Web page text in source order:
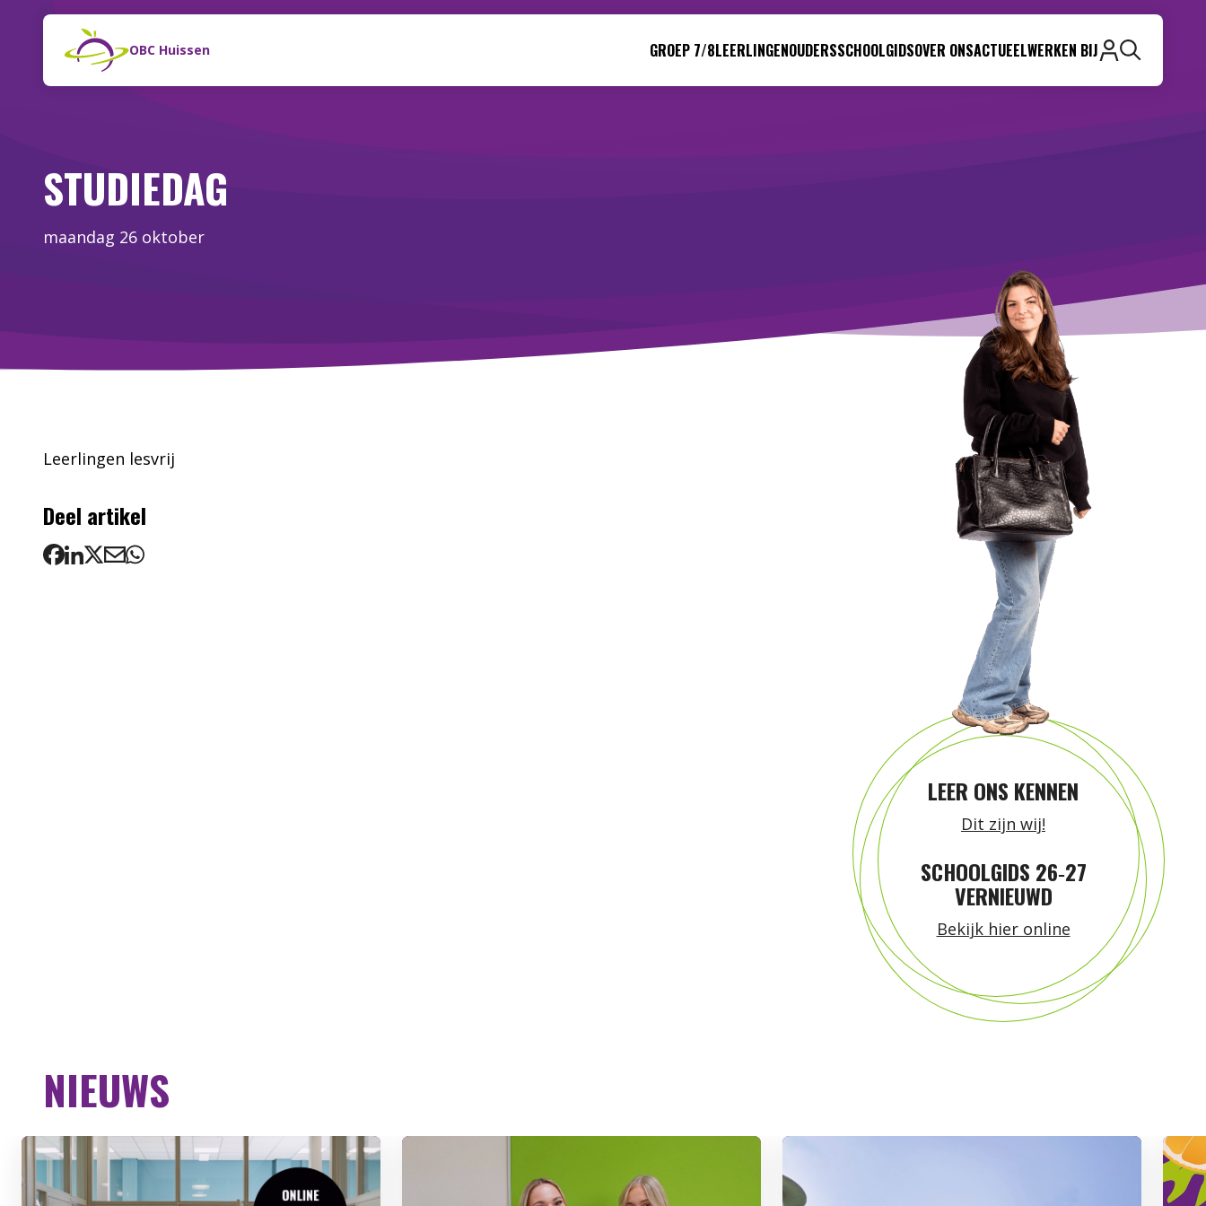
Naar de inhoud
OBC Huissen GROEP 7/8LEERLINGENOUDERSSCHOOLGIDSOVER ONSACTUEELWERKEN BIJ
Zoeken
STUDIEDAG
maandag 26 oktober
Leerlingen lesvrij
Deel artikel
LEER ONS KENNEN
Dit zijn wij!
SCHOOLGIDS 26‑27
VERNIEUWD
Bekijk hier online
NIEUWS